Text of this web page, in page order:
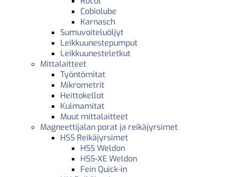
Cobiolube
Karnasch
Sumuvoiteluöljyt
Leikkuunestepumput
Leikkuunesteletkut
Mittalaitteet
Työntömitat
Mikrometrit
Heittokellot
Kulmamitat
Muut mittalaitteet
Magneettijalan porat ja reikäjyrsimet
HSS Reikäjyrsimet
HSS Weldon
HSS-XE Weldon
Fein Quick-in